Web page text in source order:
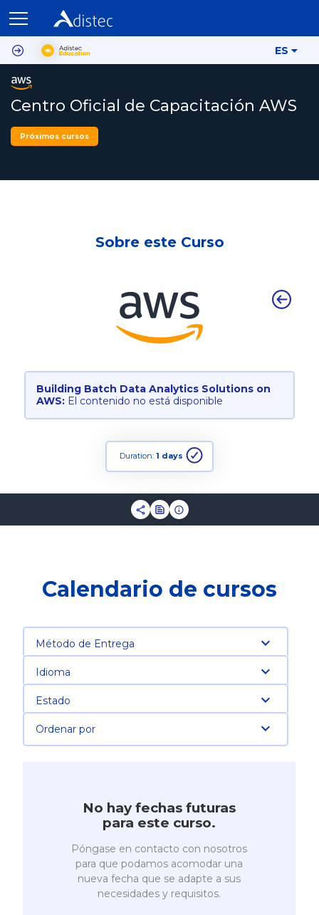
ES
Centro Oficial de Capacitación AWS
Próximos cursos
Sobre este Curso
Building Batch Data Analytics Solutions on
AWS: El contenido no está disponible
Duration: 1 days
Calendario de cursos
Método de Entrega
Idioma
Estado
Ordenar por
No hay fechas futuras
para este curso.
Póngase en contacto con nosotros
para que podamos acomodar una
nueva fecha que se adapte a sus
necesidades y requisitos.